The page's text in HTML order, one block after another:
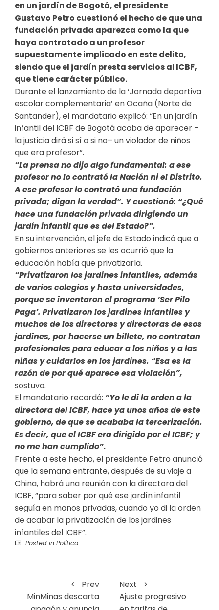
en un jardín de Bogotá, el presidente
Gustavo Petro cuestionó el hecho de que una
fundación privada aparezca como la que
haya contratado a un profesor
supuestamente implicado en este delito,
siendo que el jardín presta servicios al ICBF,
que tiene carácter público.
Durante el lanzamiento de la ‘Jornada deportiva
escolar complementaria’ en Ocaña (Norte de
Santander), el mandatario explicó: “En un jardín
infantil del ICBF de Bogotá acaba de aparecer –
la justicia dirá si sí o si no– un violador de niños
que era profesor”.
“La prensa no dijo algo fundamental: a ese
profesor no lo contrató la Nación ni el Distrito.
A ese profesor lo contrató una fundación
privada; digan la verdad”. Y cuestionó: “¿Qué
hace una fundación privada dirigiendo un
jardín infantil que es del Estado?”.
En su intervención, el jefe de Estado indicó que a
gobiernos anteriores se les ocurrió que la
educación había que privatizarla.
“Privatizaron los jardines infantiles, además
de varios colegios y hasta universidades,
porque se inventaron el programa ‘Ser Pilo
Paga’. Privatizaron los jardines infantiles y
muchos de los directores y directoras de esos
jardines, por hacerse un billete, no contratan
profesionales para educar a los niños y a las
niñas y cuidarlos en los jardines. “Esa es la
razón de por qué aparece esa violación”,
sostuvo.
El mandatario recordó: “Yo le di la orden a la
directora del ICBF, hace ya unos años de este
gobierno, de que se acababa la tercerización.
Es decir, que el ICBF era dirigido por el ICBF; y
no me han cumplido”.
Frente a este hecho, el presidente Petro anunció
que la semana entrante, después de su viaje a
China, habrá una reunión con la directora del
ICBF, “para saber por qué ese jardín infantil
seguía en manos privadas, cuando yo di la orden
de acabar la privatización de los jardines
infantiles del ICBF”.
Posted in Política
Prev
MinMinas descarta
Next
Ajuste progresivo